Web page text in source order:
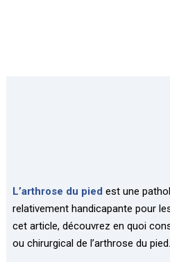
L’arthrose du pied est une
relativement handicapante pour
cet article, découvrez en quoi
ou chirurgical de l’arthrose du pied.